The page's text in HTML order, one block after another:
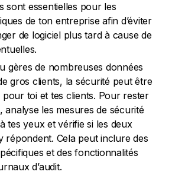
sont essentielles pour les
de ton entreprise afin d’éviter
de logiciel plus tard à cause de
gères de nombreuses données
gros clients, la sécurité peut être
toi et tes clients. Pour rester
analyse les mesures de sécurité
tes yeux et vérifie si les deux
répondent. Cela peut inclure des
et des fonctionnalités
d’audit.